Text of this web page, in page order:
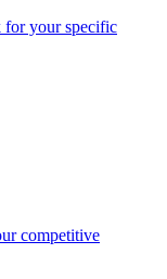
for your specific
competitive